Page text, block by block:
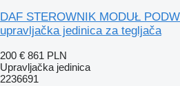
DAF STEROWNIK MODUŁ
upravljačka jedinica za tegljača
200 € 861 PLN
Upravljačka jedinica
2236691